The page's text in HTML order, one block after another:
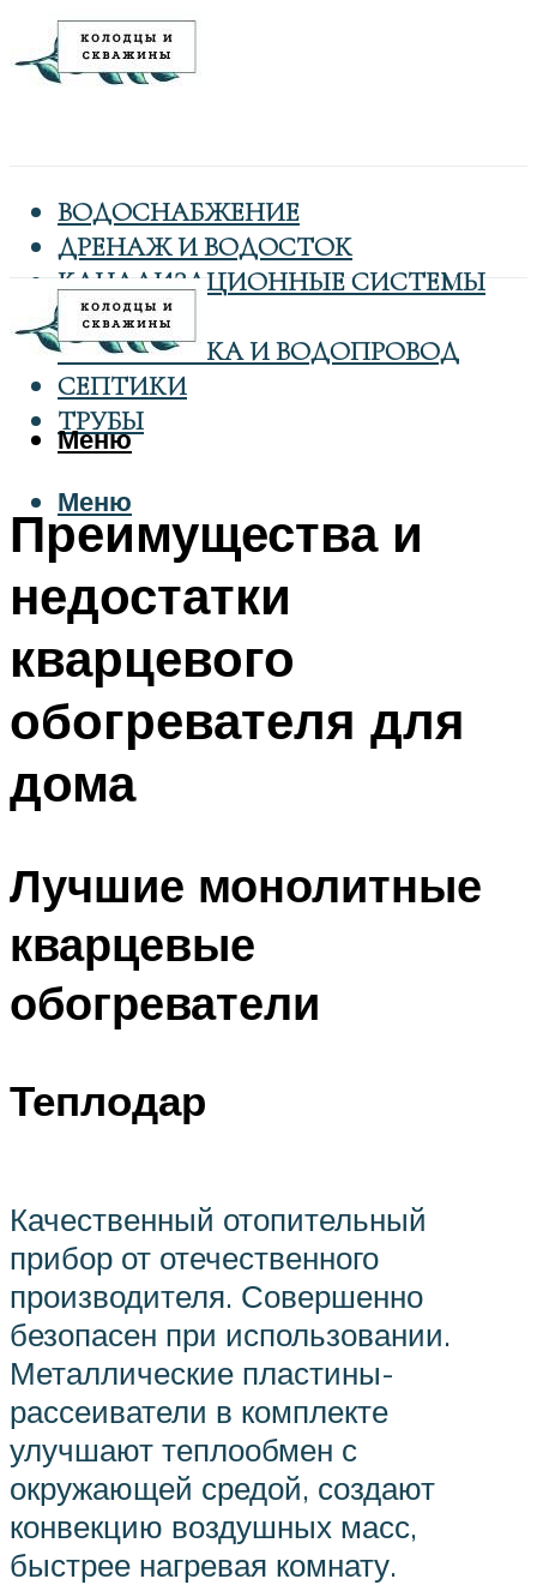
ВОДОСНАБЖЕНИЕ
ДРЕНАЖ И ВОДОСТОК
КАНАЛИЗАЦИОННЫЕ СИСТЕМЫ
КОЛОДЦЫ
САНТЕХНИКА И ВОДОПРОВОД
СЕПТИКИ
ТРУБЫ
Меню
Меню
Преимущества и
недостатки
кварцевого
обогревателя для
дома
Лучшие монолитные
кварцевые
обогреватели
Теплодар
Качественный отопительный
прибор от отечественного
производителя. Совершенно
безопасен при использовании.
Металлические пластины-
рассеиватели в комплекте
улучшают теплообмен с
окружающей средой, создают
конвекцию воздушных масс,
быстрее нагревая комнату.